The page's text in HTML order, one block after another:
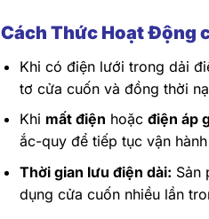
Cách Thức Hoạt Động
Khi có điện lưới trong dải
tơ cửa cuốn và đồng thời
Khi mất điện hoặc điện áp
ắc-quy để tiếp tục vận
Thời gian lưu điện dài: Sản
dụng cửa cuốn nhiều lần